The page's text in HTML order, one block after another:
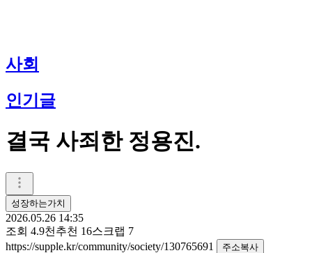
사회
인기글
결국 사죄한 정용진.
성장하는가치
2026.05.26 14:35
조회 4.9천 추천 16스크랩 7
https://supple.kr/community/society/130765691
주소복사